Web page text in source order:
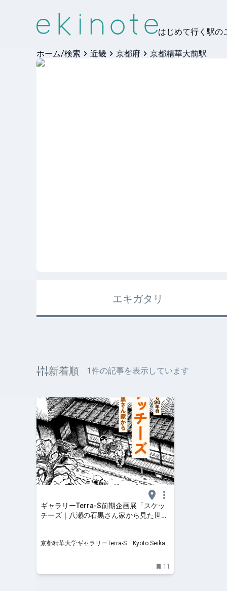
はじめて行く駅の
ホーム/検索 近畿 京都府 京都精華大前駅
エキガタリ
新着順 1件の記事を表示しています
ギャラリーTerra-S前期企画展「スケッ
チーズ｜八瀬の石黒さん家から見た世
京都精華大学ギャラリーTerra-S Kyoto Seika
11